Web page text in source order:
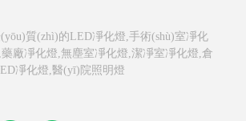
質(zhì)的LED凈化燈,手術(shù)室凈化
廠凈化燈,無塵室凈化燈,潔凈室凈化燈,倉
LED凈化燈,醫(yī)院照明燈